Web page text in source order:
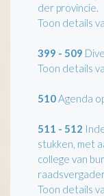
der provincie.
Toon details
399 - 509
Toon details
510 Agenda
511 - 512
stukken, met
college van
Toon details